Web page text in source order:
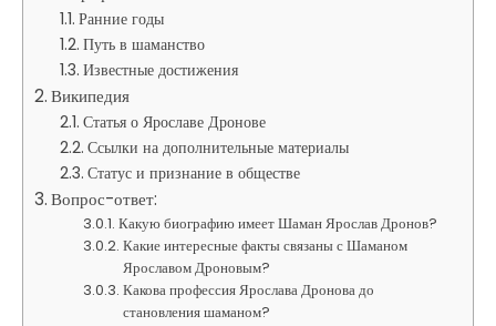
Ранние годы
Путь в шаманство
Известные достижения
Википедия
Статья о Ярославе Дронове
Ссылки на дополнительные материалы
Статус и признание в обществе
Вопрос-ответ:
Какую биографию имеет Шаман Ярослав Дронов?
Какие интересные факты связаны с Шаманом
Ярославом Дроновым?
Какова профессия Ярослава Дронова до
становления шаманом?